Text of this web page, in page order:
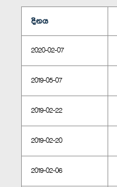
දිනය
2020-02-07
2019-05-07
2019-02-22
2019-02-20
2019-02-06